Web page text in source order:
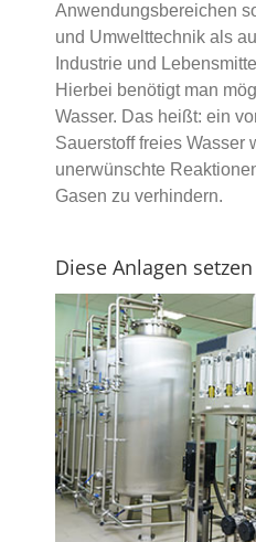
Anwendungsbereichen
und Umwelttechnik als
Industrie und
Hierbei benötigt man
Wasser. Das heißt: ein
Sauerstoff freies Wasser
unerwünschte
Gasen zu verhindern.
Diese Anlagen